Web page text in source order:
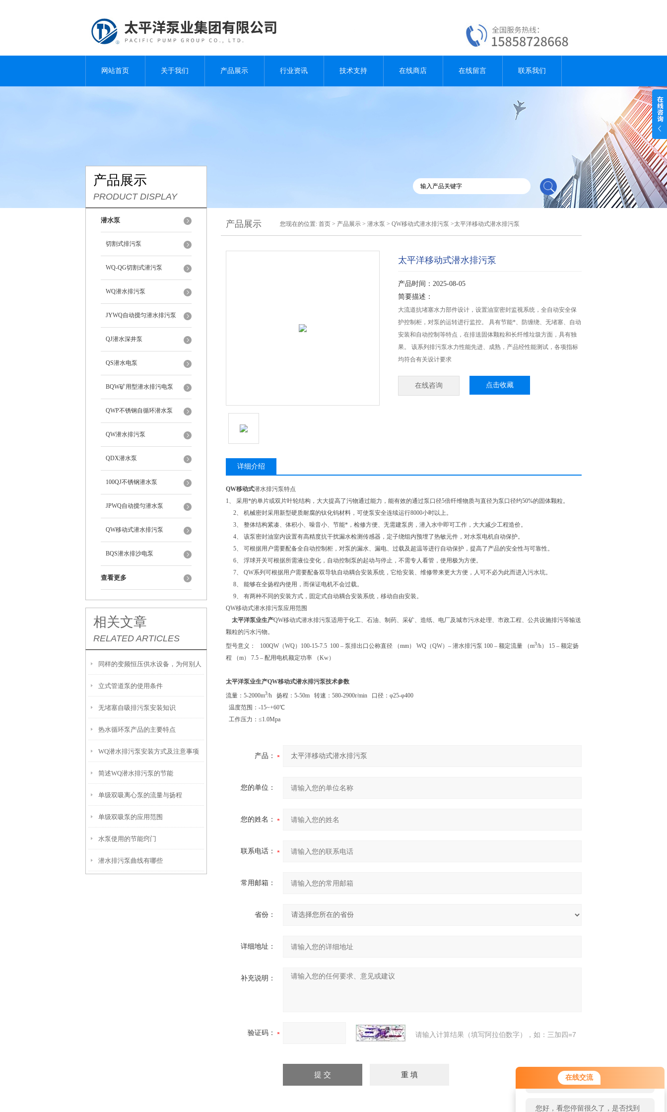
在线交流
您好！欢迎前来咨询，很高兴为您
服务，请问您要咨询什么问题呢？
您好，看您停留很久了，是否找到
网站首页 关于我们 产品展示 行业资讯 技术支持 在线商店 在线留言 联系我们
产品展示
PRODUCT DISPLAY
潜水泵
切割式排污泵
WQ-QG切割式潜污泵
WQ潜水排污泵
JYWQ自动搅匀潜水排污泵
QJ潜水深井泵
QS潜水电泵
BQW矿用型潜水排污电泵
QWP不锈钢自循环潜水泵
QW潜水排污泵
QDX潜水泵
100QJ不锈钢潜水泵
JPWQ自动搅匀潜水泵
QW移动式潜水排污泵
BQS潜水排沙电泵
查看更多
相关文章
RELATED ARTICLES
同样的变频恒压供水设备，为何别人
的使用寿命如此长？
立式管道泵的使用条件
无堵塞自吸排污泵安装知识
热水循环泵产品的主要特点
WQ潜水排污泵安装方式及注意事项
简述WQ潜水排污泵的节能
单级双吸离心泵的流量与扬程
单级双吸泵的应用范围
水泵使用的节能窍门
潜水排污泵曲线有哪些
产品展示 您现在的位置: 首页 > 产品展示 > 潜水泵 > QW移动式潜水排污泵 >太平洋移动式潜水排污泵
太平洋移动式潜水排污泵
产品时间：2025-08-05
简要描述：
大流道抗堵塞水力部件设计，设置油室密封监视系统，全自动安全保
护控制柜，对泵的运转进行监控。 具有节能*、防缠绕、无堵塞、自动
安装和自动控制等特点，在排送固体颗粒和长纤维垃圾方面，具有独
果。 该系列排污泵水力性能先进、成熟，产品经性能测试，各项指标
均符合有关设计要求
在线咨询 点击收藏
详细介绍
QW移动式潜水排污泵特点
1、 采用*的单片或双片叶轮结构，大大提高了污物通过能力，能有效的通过泵口径5倍纤维物质与直径为泵口径约50%的固体颗粒。
2、 机械密封采用新型硬质耐腐的钛化钨材料，可使泵安全连续运行8000小时以上。
3、 整体结构紧凑、体积小、噪音小、节能*，检修方便、无需建泵房，潜入水中即可工作，大大减少工程造价。
4、 该泵密封油室内设置有高精度抗干扰漏水检测传感器，定子绕组内预埋了热敏元件，对水泵电机自动保护。
5、 可根据用户需要配备全自动控制柜，对泵的漏水、漏电、过载及超温等进行自动保护，提高了产品的安全性与可靠性。
6、 浮球开关可根据所需液位变化，自动控制泵的起动与停止，不需专人看管，使用极为方便。
7、 QW系列可根据用户需要配备双导轨自动耦合安装系统，它给安装、维修带来更大方便，人可不必为此而进入污水坑。
8、 能够在全扬程内使用，而保证电机不会过载。
9、 有两种不同的安装方式，固定式自动耦合安装系统，移动自由安装。
QW移动式潜水排污泵应用范围
太平洋泵业生产QW移动式潜水排污泵适用于化工、石油、制药、采矿、造纸、电厂及城市污水处理、市政工程、公共设施排污等输送
颗粒的污水污物。
型号意义： 100QW（WQ）100-15-7.5 100 – 泵排出口公称直径 （mm） WQ（QW）– 潜水排污泵 100 – 额定流量 （m3/h） 15 – 额定扬
程 （m） 7.5 – 配用电机额定功率 （Kw）
太平洋泵业生产QW移动式潜水排污泵技术参数
流量：5-2000m3/h 扬程：5-50m 转速：580-2900r/min 口径：φ25-φ400
温度范围：-15~+60℃
工作压力：≤1.0Mpa
产品：
您的单位：
您的姓名：
联系电话：
常用邮箱：
省份：
详细地址：
补充说明：
验证码： 请输入计算结果（填写阿拉伯数字），如：三加四=7